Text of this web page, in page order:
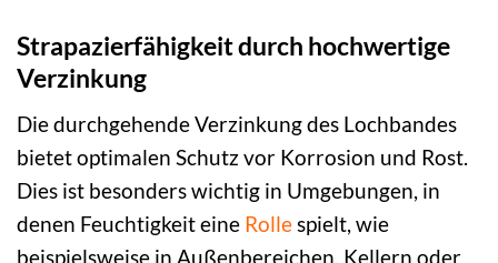
Strapazierfähigkeit durch hochwertige
Verzinkung
Die durchgehende Verzinkung des Lochbandes
bietet optimalen Schutz vor Korrosion und Rost.
Dies ist besonders wichtig in Umgebungen, in
denen Feuchtigkeit eine Rollespielt, wie
beispielsweise in Außenbereichen, Kellern oder